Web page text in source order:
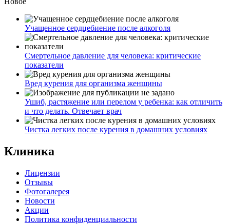
Учащенное сердцебиение после алкоголя
Смертельное давление для человека: критические
показатели
Вред курения для организма женщины
Ушиб, растяжение или перелом у ребенка: как отличить
и что делать. Отвечает врач
Чистка легких после курения в домашних условиях
Клиника
Лицензии
Отзывы
Фотогалерея
Новости
Акции
Политика конфиденциальности